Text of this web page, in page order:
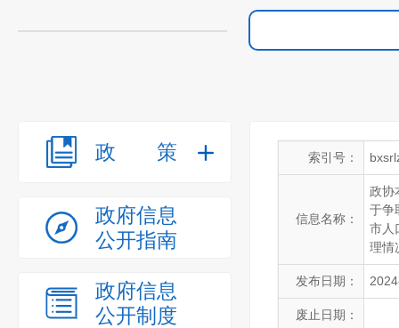
政策
政府信息
公开指南
政府信息
公开制度
索引号：
信息名称：
政协
于争
市人
理情
发布日期：
废止日期：